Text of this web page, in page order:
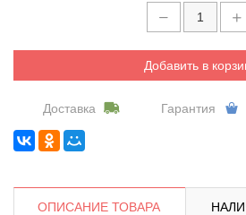
Добавить в
Доставка Гарантия
ОПИСАНИЕ ТОВАРА